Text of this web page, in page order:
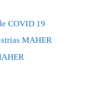
COVID 19
MAHER